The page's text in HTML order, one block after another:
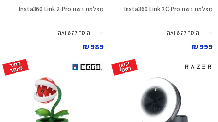
מצלמת רשת Insta360 Link 2C Pro
הוסף להשוואה
999 ₪
מצלמת רשת Insta360 Link 2 Pro
הוסף להשוואה
989 ₪